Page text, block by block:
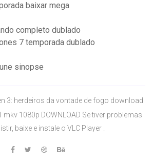
baixar mega
completo dublado
7 temporada dublado
sinopse
3: herdeiros da vontade de fogo download
1080p DOWNLOAD Se tiver problemas
baixe e instale o VLC Player .